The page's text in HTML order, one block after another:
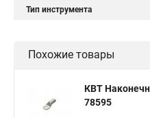
Тип инструмента
Похожие товары
КВТ
78595